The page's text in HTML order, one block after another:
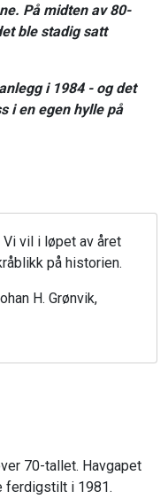
På midten av 80-
ble stadig satt
i 1984 - og det
i en egen hylle på
Vi vil i løpet av året
på historien.
H. Grønvik,
70-tallet. Havgapet
ferdigstilt i 1981.